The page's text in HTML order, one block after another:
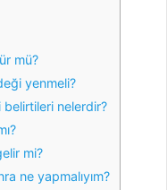
mü?
yenmeli?
belirtileri nelerdir?
mi?
ne yapmalıyım?